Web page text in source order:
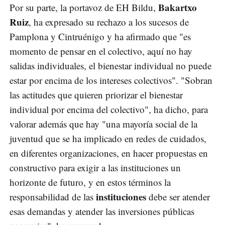
Por su parte, la portavoz de EH Bildu, Bakartxo
Ruiz, ha expresado su rechazo a los sucesos de
Pamplona y Cintruénigo y ha afirmado que "es
momento de pensar en el colectivo, aquí no hay
salidas individuales, el bienestar individual no puede
estar por encima de los intereses colectivos". "Sobran
las actitudes que quieren priorizar el bienestar
individual por encima del colectivo", ha dicho, para
valorar además que hay "una mayoría social de la
juventud que se ha implicado en redes de cuidados,
en diferentes organizaciones, en hacer propuestas en
constructivo para exigir a las instituciones un
horizonte de futuro, y en estos términos la
responsabilidad de las instituciones debe ser atender
esas demandas y atender las inversiones públicas